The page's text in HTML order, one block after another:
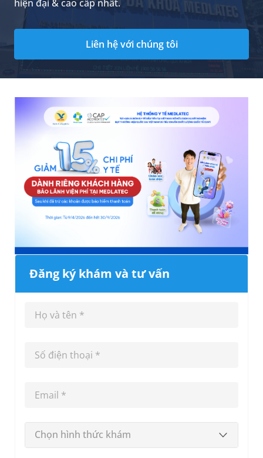
hiện đại & cao cấp nhất.
Liên hệ với chúng tôi
Đăng ký khám và tư vấn
Chọn hình thức khám